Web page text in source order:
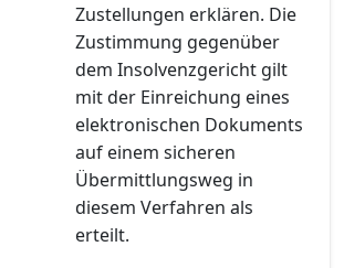
Zustellungen erklären. Die
Zustimmung gegenüber
dem Insolvenzgericht gilt
mit der Einreichung eines
elektronischen Dokuments
auf einem sicheren
Übermittlungsweg in
diesem Verfahren als
erteilt.